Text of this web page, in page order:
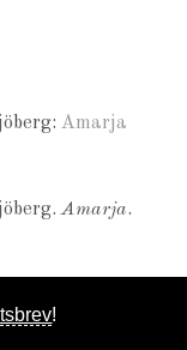
Amarja
Amarja.
!